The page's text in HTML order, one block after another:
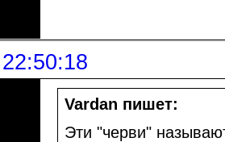
Vardan пишет:
Эти "черви"